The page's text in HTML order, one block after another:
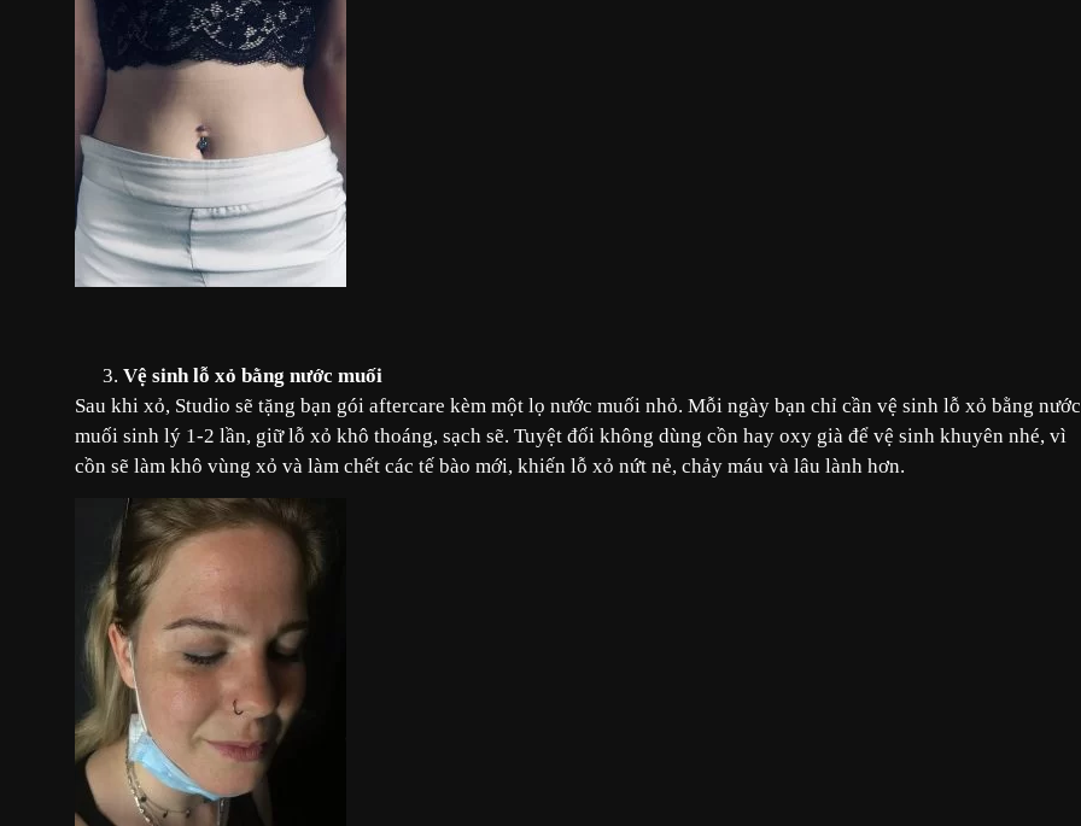
Vệ sinh lỗ xỏ bằng nước muối
Sau khi xỏ, Studio sẽ tặng bạn gói aftercare kèm một lọ nước muối nhỏ. Mỗi ngày bạn chỉ cần vệ sinh lỗ xỏ bằng nước
muối sinh lý 1-2 lần, giữ lỗ xỏ khô thoáng, sạch sẽ. Tuyệt đối không dùng cồn hay oxy già để vệ sinh khuyên nhé, vì
cồn sẽ làm khô vùng xỏ và làm chết các tế bào mới, khiến lỗ xỏ nứt nẻ, chảy máu và lâu lành hơn.